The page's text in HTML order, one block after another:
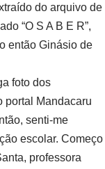
do arquivo de
“O S A B E R”,
então Ginásio de
foto dos
portal Mandacaru
senti-me
escolar. Começo
professora